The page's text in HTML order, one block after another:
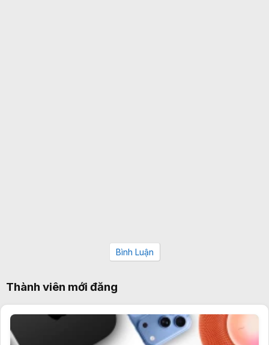
Bình Luận
Thành viên mới đăng